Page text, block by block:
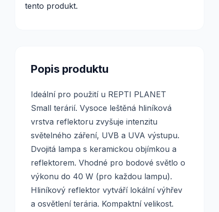
tento produkt.
Popis produktu
Ideální pro použití u REPTI PLANET
Small terárií. Vysoce leštěná hliníková
vrstva reflektoru zvyšuje intenzitu
světelného záření, UVB a UVA výstupu.
Dvojitá lampa s keramickou objímkou a
reflektorem. Vhodné pro bodové světlo o
výkonu do 40 W (pro každou lampu).
Hliníkový reflektor vytváří lokální výhřev
a osvětlení terária. Kompaktní velikost.